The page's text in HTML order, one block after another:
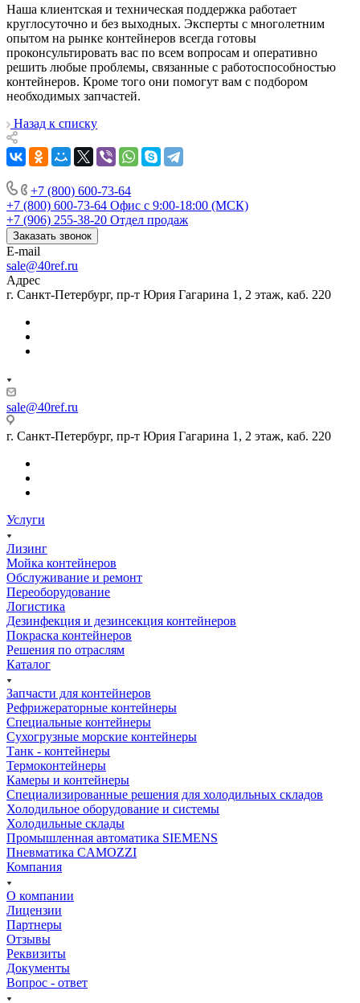
Наша клиентская и техническая поддержка работает
круглосуточно и без выходных. Эксперты с многолетним
опытом на рынке контейнеров всегда готовы
проконсультировать вас по всем вопросам и оперативно
решить любые проблемы, связанные с работоспособностью
контейнеров. Кроме того они помогут вам с подбором
необходимых запчастей.
Назад к списку
+7 (800) 600-73-64
+7 (800) 600-73-64 Офис с 9:00-18:00 (МСК)
+7 (906) 255-38-20 Отдел продаж
Заказать звонок
E-mail
sale@40ref.ru
Адрес
г. Санкт-Петербург, пр-т Юрия Гагарина 1, 2 этаж, каб. 220
sale@40ref.ru
г. Санкт-Петербург, пр-т Юрия Гагарина 1, 2 этаж, каб. 220
Услуги
Лизинг
Мойка контейнеров
Обслуживание и ремонт
Переоборудование
Логистика
Дезинфекция и дезинсекция контейнеров
Покраска контейнеров
Решения по отраслям
Каталог
Запчасти для контейнеров
Рефрижераторные контейнеры
Специальные контейнеры
Сухогрузные морские контейнеры
Танк - контейнеры
Термоконтейнеры
Камеры и контейнеры
Специализированные решения для холодильных складов
Холодильное оборудование и системы
Холодильные склады
Промышленная автоматика SIEMENS
Пневматика CAMOZZI
Компания
О компании
Лицензии
Партнеры
Отзывы
Реквизиты
Документы
Вопрос - ответ